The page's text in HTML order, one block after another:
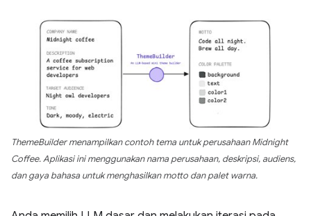
ThemeBuilder menampilkan contoh tema untuk perusahaan Midnight
Coffee. Aplikasi ini menggunakan nama perusahaan, deskripsi, audiens,
dan gaya bahasa untuk menghasilkan motto dan palet warna.